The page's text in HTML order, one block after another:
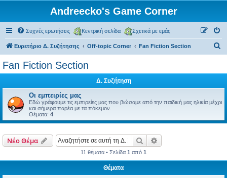
Andreecko's Game Corner
Συχνές ερωτήσεις Κεντρική σελίδα Σχετικά με εμάς
Ευρετήριο Δ. Συζήτησης Off-topic Corner Fan Fiction Section
τ
Fan Fiction Section
Δ. Συζήτηση
Οι εμπειρίες μας
Εδώ γράφουμε τις εμπιρείες μας που βιώσαμε από την παιδική μας ηλικία μέχρι
και σήμερα παρέα με τα πόκεμον.
Θέματα: 4
Νέο Θέμα Αναζήτηση
11 θέματα • Σελίδα 1 από 1
Θέματα